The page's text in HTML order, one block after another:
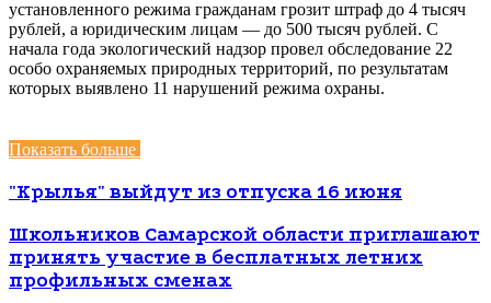
установленного режима гражданам грозит штраф до 4 тысяч
рублей, а юридическим лицам — до 500 тысяч рублей. С
начала года экологический надзор провел обследование 22
особо охраняемых природных территорий, по результатам
которых выявлено 11 нарушений режима охраны.
Показать больше
"Крылья" выйдут из отпуска 16 июня
Школьников Самарской области приглашают
принять участие в бесплатных летних
профильных сменах